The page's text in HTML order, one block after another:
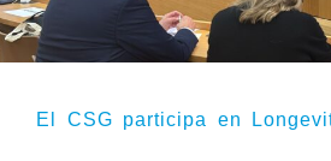
El CSG participa en